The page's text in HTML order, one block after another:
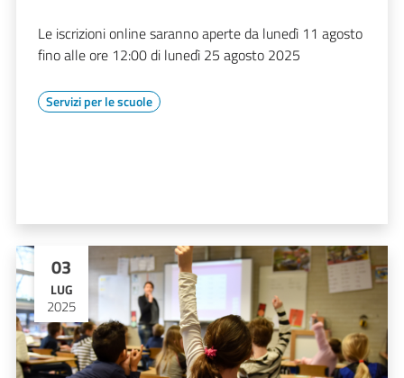
Le iscrizioni online saranno aperte da lunedì 11 agosto
fino alle ore 12:00 di lunedì 25 agosto 2025
Servizi per le scuole
03
LUG
2025